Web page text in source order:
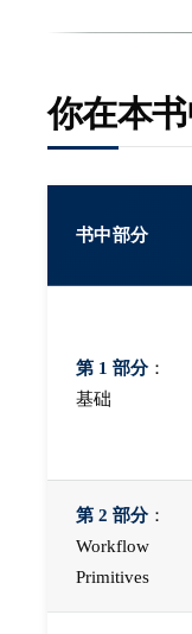
你在本
书中部分
第 1 部分：
基础
第 2 部分：
Workflow
Primitives